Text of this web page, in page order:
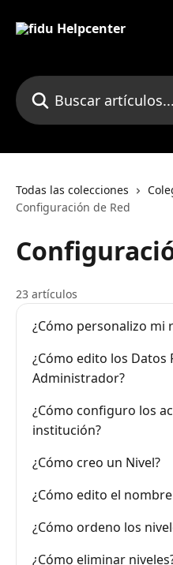
Buscar artículos...
Todas las colecciones
Configuración de Red
23 artículos
¿Cómo personalizo mi
¿Cómo edito los Datos
Administrador?
¿Cómo configuro los
institución?
¿Cómo creo un Nivel?
¿Cómo edito el
¿Cómo ordeno los
¿Cómo eliminar